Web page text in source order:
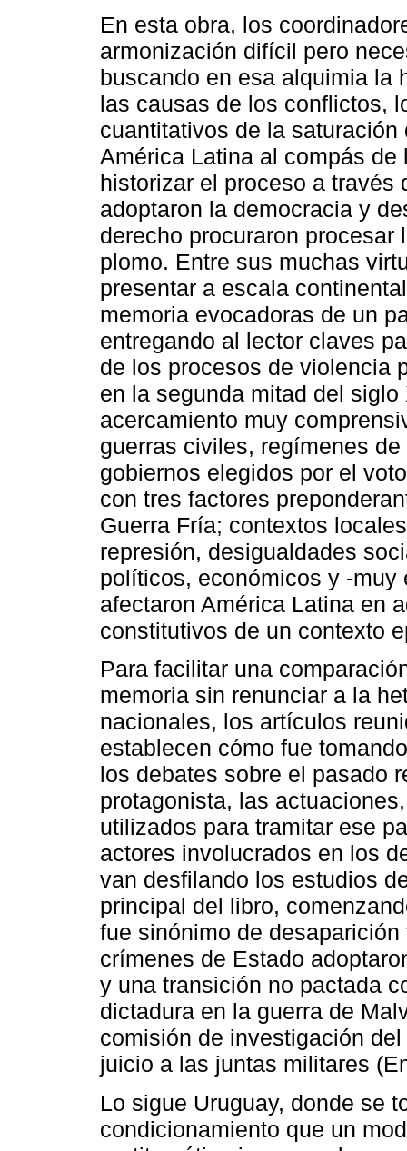
En esta obra, los
armonización difícil pero
buscando en esa alquimia la
las causas de los conflictos,
cuantitativos de la
América Latina al compás
historizar el proceso a través
adoptaron la democracia y
derecho procuraron
plomo. Entre sus muchas
presentar a escala
memoria evocadoras de un
entregando al lector claves
de los procesos de violencia
en la segunda mitad del
acercamiento muy
guerras civiles, regímenes
gobiernos elegidos por el
con tres factores
Guerra Fría; contextos
represión, desigualdades
políticos, económicos y -
afectaron América Latina en
constitutivos de un contexto
Para facilitar una
memoria sin renunciar a la
nacionales, los artículos
establecen cómo fue
los debates sobre el pasado
protagonista, las
utilizados para tramitar ese
actores involucrados en los
van desfilando los estudios
principal del libro,
fue sinónimo de
crímenes de Estado
y una transición no pactada
dictadura en la guerra de
comisión de investigación
juicio a las juntas militares
Lo sigue Uruguay, donde se
condicionamiento que un